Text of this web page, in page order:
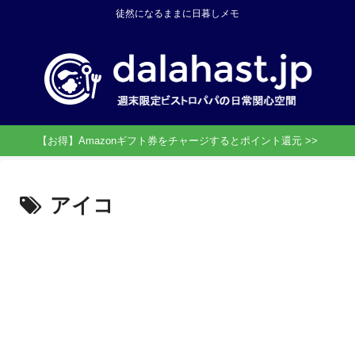
徒然になるままに日暮しメモ
【お得】Amazonギフト券をチャージするとポイント還元 >>
アイコ